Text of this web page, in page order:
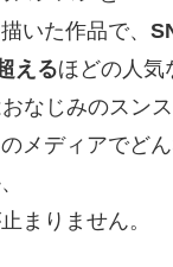
いた作品で、
えるほどの人気
なじみのスン
メディアでど
まりません。